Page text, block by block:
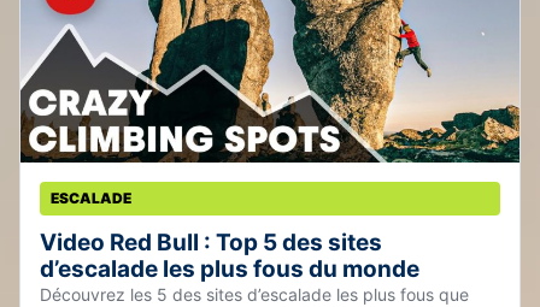
ESCALADE
Video Red Bull : Top 5 des sites
d’escalade les plus fous du monde
Découvrez les 5 des sites d’escalade les plus fous que